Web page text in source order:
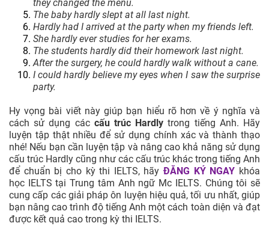
they changed the menu.
The baby hardly slept at all last night.
Hardly had I arrived at the party when my friends left.
She hardly ever studies for her exams.
The students hardly did their homework last night.
After the surgery, he could hardly walk without a cane.
I could hardly believe my eyes when I saw the surprise
party.
Hy vọng bài viết này giúp bạn hiểu rõ hơn về ý nghĩa và
cách sử dụng các cấu trúc Hardly trong tiếng Anh. Hãy
luyện tập thật nhiều để sử dụng chính xác và thành thạo
nhé! Nếu bạn cần luyện tập và nâng cao khả năng sử dụng
cấu trúc Hardly cũng như các cấu trúc khác trong tiếng Anh
để chuẩn bị cho kỳ thi IELTS, hãyĐĂNG KÝ NGAY khóa
học IELTS tại Trung tâm Anh ngữ Mc IELTS. Chúng tôi sẽ
cung cấp các giải pháp ôn luyện hiệu quả, tối ưu nhất, giúp
bạn nâng cao trình độ tiếng Anh một cách toàn diện và đạt
được kết quả cao trong kỳ thi IELTS.